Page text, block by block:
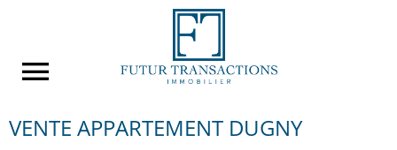
VENTE APPARTEMENT DUGNY